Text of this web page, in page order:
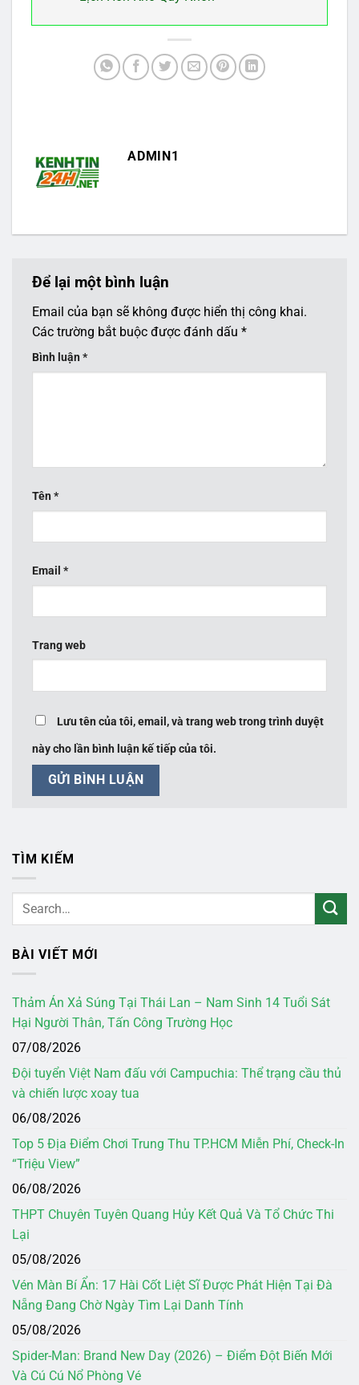
ADMIN1
Để lại một bình luận
Email của bạn sẽ không được hiển thị công khai.
Các trường bắt buộc được đánh dấu *
Bình luận *
Tên *
Email *
Trang web
Lưu tên của tôi, email, và trang web trong trình duyệt
này cho lần bình luận kế tiếp của tôi.
TÌM KIẾM
BÀI VIẾT MỚI
Thảm Án Xả Súng Tại Thái Lan – Nam Sinh 14 Tuổi Sát
Hại Người Thân, Tấn Công Trường Học
07/08/2026
Đội tuyển Việt Nam đấu với Campuchia: Thể trạng cầu thủ
và chiến lược xoay tua
06/08/2026
Top 5 Địa Điểm Chơi Trung Thu TP.HCM Miễn Phí, Check-In
“Triệu View”
06/08/2026
THPT Chuyên Tuyên Quang Hủy Kết Quả Và Tổ Chức Thi
Lại
05/08/2026
Vén Màn Bí Ẩn: 17 Hài Cốt Liệt Sĩ Được Phát Hiện Tại Đà
Nẵng Đang Chờ Ngày Tìm Lại Danh Tính
05/08/2026
Spider-Man: Brand New Day (2026) – Điểm Đột Biến Mới
Và Cú Cú Nổ Phòng Vé